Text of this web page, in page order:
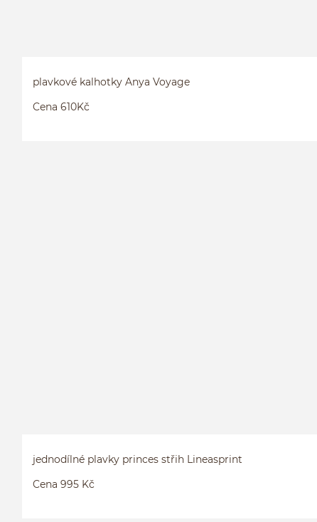
plavkové kalhotky Anya Voyage
Cena 610Kč
jednodílné plavky princes střih Lineasprint
Cena 995 Kč